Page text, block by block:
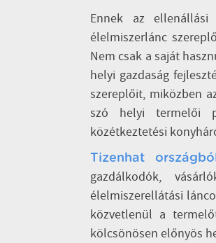
Ennek az
élelmiszerlánc
Nem csak a saját
helyi gazdaság
szereplőit, miközben
szó helyi termelői
közétkeztetési
Tizenhat
gazdálkodók,
élelmiszerellátási
közvetlenül a
kölcsönösen előnyös